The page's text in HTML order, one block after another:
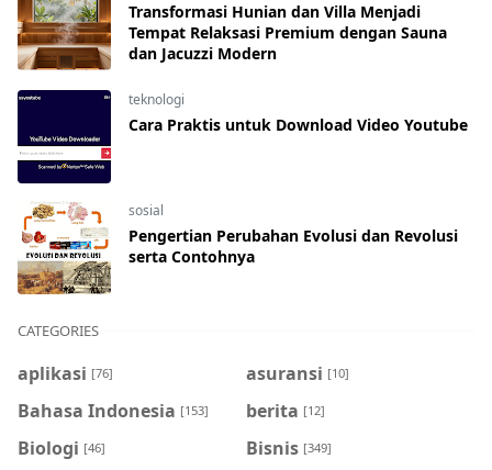
Transformasi Hunian dan Villa Menjadi
Tempat Relaksasi Premium dengan Sauna
dan Jacuzzi Modern
teknologi
Cara Praktis untuk Download Video Youtube
sosial
Pengertian Perubahan Evolusi dan Revolusi
serta Contohnya
CATEGORIES
aplikasi [76] asuransi [10]
Bahasa Indonesia [153] berita [12]
Biologi [46] Bisnis [349]